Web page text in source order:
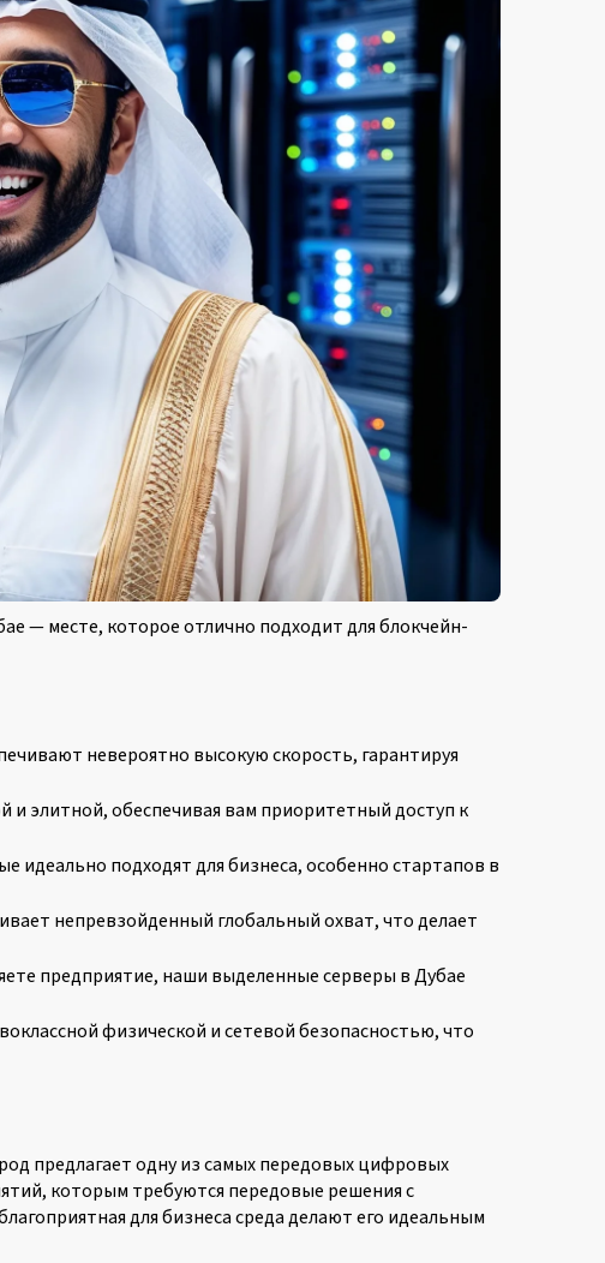
— месте, которое отлично подходит для блокчейн-
невероятно высокую скорость, гарантируя
и элитной, обеспечивая вам приоритетный доступ к
идеально подходят для бизнеса, особенно стартапов в
непревзойденный глобальный охват, что делает
предприятие, наши выделенные серверы в Дубае
физической и сетевой безопасностью, что
предлагает одну из самых передовых цифровых
которым требуются передовые решения с
для бизнеса среда делают его идеальным